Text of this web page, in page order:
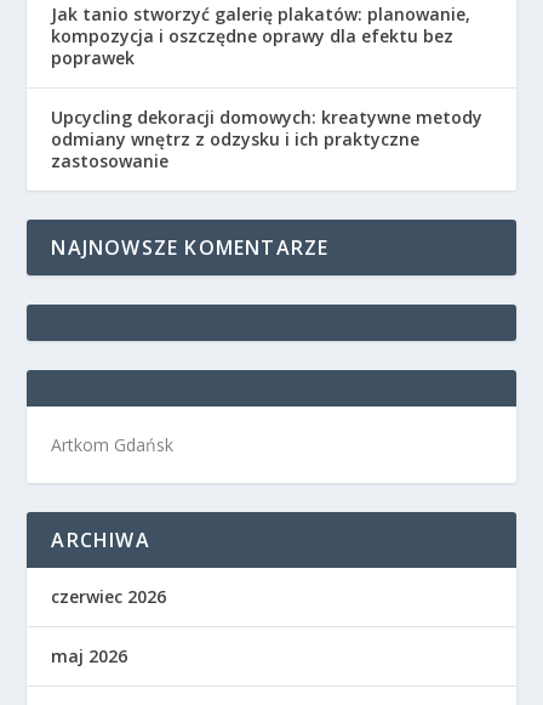
Jak tanio stworzyć galerię plakatów: planowanie,
kompozycja i oszczędne oprawy dla efektu bez
poprawek
Upcycling dekoracji domowych: kreatywne metody
odmiany wnętrz z odzysku i ich praktyczne
zastosowanie
NAJNOWSZE KOMENTARZE
Artkom Gdańsk
ARCHIWA
czerwiec 2026
maj 2026